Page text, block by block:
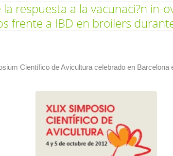
respuesta a la vacunaci?n in-
frente a IBD en broilers
Científico de Avicultura celebrado en Barcelona